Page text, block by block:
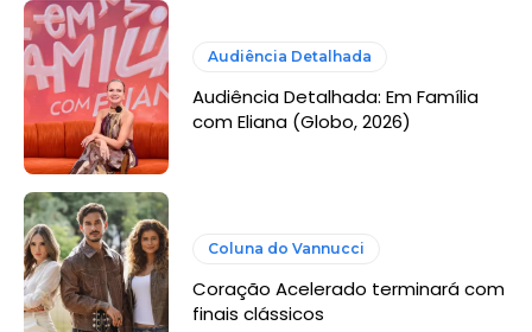
Audiência Detalhada
Audiência Detalhada: Em Família
com Eliana (Globo, 2026)
Coluna do Vannucci
Coração Acelerado terminará com
finais clássicos